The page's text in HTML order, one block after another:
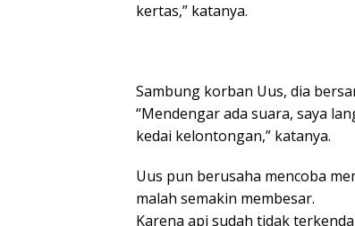
kertas,” katanya.
Sambung korban Uus, dia
“Mendengar ada suara, saya
kedai kelontongan,” katanya.
Uus pun berusaha mencoba
malah semakin membesar.
Karena api sudah tidak